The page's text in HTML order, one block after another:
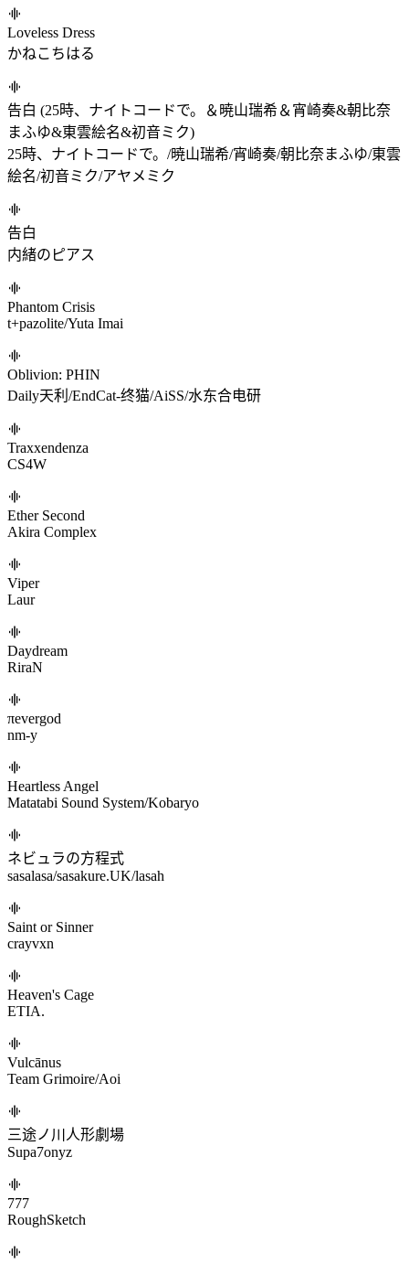
blaxervant)
Kobaryo/Srezcat/DJ NECOJITA/Matatabi Sound
System/blaxervant
Möbius
USAO/かめりあ
Cryogenic (feat. Petra Gurin)
to Asteroid B-612 (feat. lasah)
sasakure.UK/lasah
KEY
Mylta
Loveless Dress
かねこちはる
告白 (25時、ナイトコードで。＆暁山瑞希＆宵崎奏&朝比奈
25時、ナイトコードで。/暁山瑞希/宵崎奏/朝比奈まふゆ/東雲
絵名/初音ミク/アヤメミク
告白
内緒のピアス
Phantom Crisis
t+pazolite/Yuta Imai
Oblivion: PHIN
Daily天利/EndCat-终猫/AiSS/水东合电研
Traxxendenza
CS4W
Ether Second
Akira Complex
Viper
Laur
Daydream
RiraN
πevergod
nm-y
Heartless Angel
Matatabi Sound System/Kobaryo
ネビュラの方程式
sasalasa/sasakure.UK/lasah